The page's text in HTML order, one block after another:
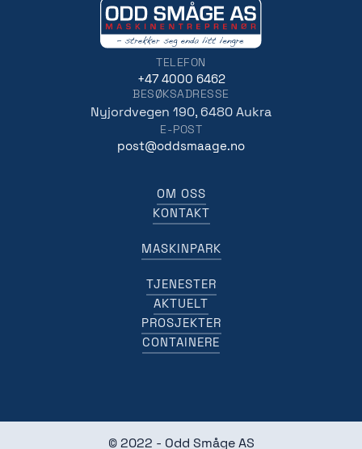
TELEFON
+47 4000 6462
BESØKSADRESSE
Nyjordvegen 190, 6480 Aukra
E-POST
post@oddsmaage.no
MASKINPARK
TJENESTER
AKTUELT
PROSJEKTER
CONTAINERE
OM OSS
KONTAKT
© 2022 - Odd Småge AS